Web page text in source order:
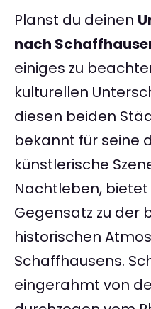
Planst du deinen
nach
einiges zu
kulturellen
diesen beiden
bekannt für seine
künstlerische
Nachtleben,
Gegensatz zu der
historischen
Schaffhausens.
eingerahmt von